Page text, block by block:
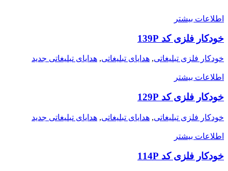
اطلاعات بیشتر
خودکار فلزی کد 139P
خودکار فلزی تبلیغاتی, هدایای تبلیغاتی, هدایای تبلیغاتی جدید
اطلاعات بیشتر
خودکار فلزی کد 129P
خودکار فلزی تبلیغاتی, هدایای تبلیغاتی, هدایای تبلیغاتی جدید
اطلاعات بیشتر
خودکار فلزی کد 114P